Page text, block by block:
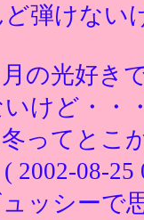
弾けない
の光好き
けど・・
ってとこ
2002-08-25
ッシーで